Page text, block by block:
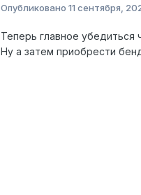
Опубликовано 11 сентября,
Теперь главное убедиться
Ну а затем приобрести